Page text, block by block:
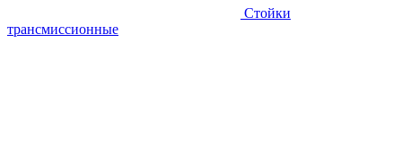
Стойки
трансмиссионные